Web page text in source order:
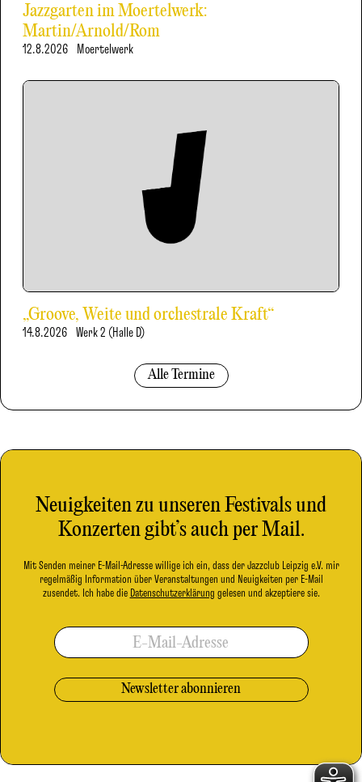
Jazzgarten im Moertelwerk:
Martin/Arnold/Rom
12.8.2026 Moertelwerk
„Groove, Weite und orchestrale Kraft“
14.8.2026 Werk 2 (Halle D)
Alle Termine
Neuigkeiten zu unseren Festivals und
Konzerten gibt’s auch per Mail.
Mit Senden meiner E-Mail-Adresse willige ich ein, dass der Jazzclub Leipzig e.V. mir
regelmäßig Information über Veranstaltungen und Neuigkeiten per E-Mail
zusendet. Ich habe die Datenschutzerklärung gelesen und akzeptiere sie.
E-Mail-Adresse